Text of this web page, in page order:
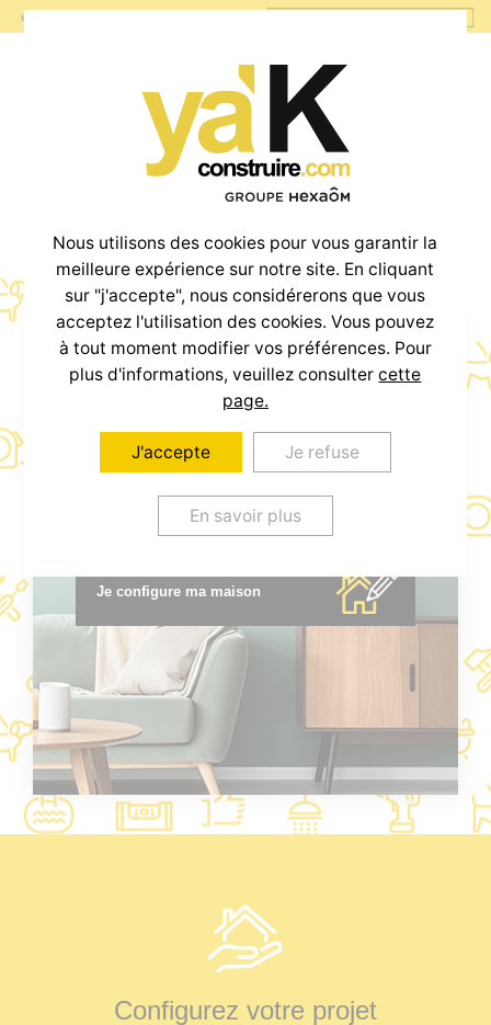
Votre projet
Maison + Terrain
à partir de
800€/mois *
* voir conditions en agence.
Je configure ma maison
Configurez votre projet
Nous utilisons des cookies pour vous garantir la
meilleure expérience sur notre site. En cliquant
sur "j'accepte", nous considérerons que vous
acceptez l'utilisation des cookies. Vous pouvez
à tout moment modifier vos préférences. Pour
plus d'informations, veuillez consultercette
page.
J'accepte Je refuse
En savoir plus